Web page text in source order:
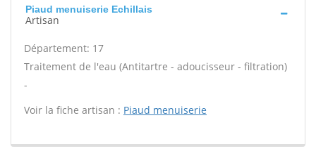
Piaud menuiserie Echillais
Artisan
Département: 17
Traitement de l'eau (Antitartre - adoucisseur - filtration)
-
Voir la fiche artisan : Piaud menuiserie